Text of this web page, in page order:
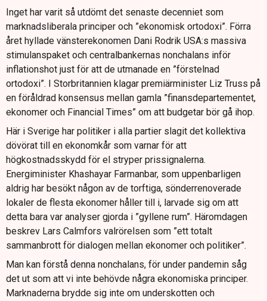
Inget har varit så utdömt det senaste decenniet som
marknadsliberala principer och ”ekonomisk ortodoxi”. Förra
året hyllade vänsterekonomen Dani Rodrik USA:s massiva
stimulanspaket och centralbankernas nonchalans inför
inflationshot just för att de utmanade en ”förstelnad
ortodoxi”. I Storbritannien klagar premiärminister Liz Truss på
en föråldrad konsensus mellan gamla ”finansdepartementet,
ekonomer och Financial Times” om att budgetar bör gå ihop.
Här i Sverige har politiker i alla partier slagit det kollektiva
dövörat till en ekonomkår som varnar för att
högkostnadsskydd för el stryper prissignalerna.
Energiminister Khashayar Farmanbar, som uppenbarligen
aldrig har besökt någon av de torftiga, sönderrenoverade
lokaler de flesta ekonomer håller till i, larvade sig om att
detta bara var analyser gjorda i ”gyllene rum”. Häromdagen
beskrev Lars Calmfors valrörelsen som ”ett totalt
sammanbrott för dialogen mellan ekonomer och politiker”.
Man kan förstå denna nonchalans, för under pandemin såg
det ut som att vi inte behövde några ekonomiska principer.
Marknaderna brydde sig inte om underskotten och